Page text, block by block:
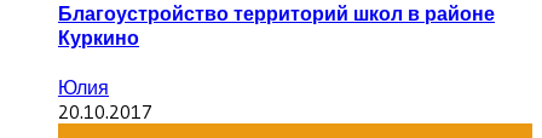
Благоустройство территорий школ в районе
Куркино
Юлия
20.10.2017